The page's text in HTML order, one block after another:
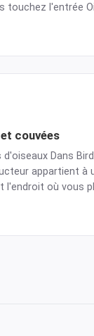
touchez l'entrée
rapidement
couvées
Dans
appartient à
l'endroit où vous
la femelle,